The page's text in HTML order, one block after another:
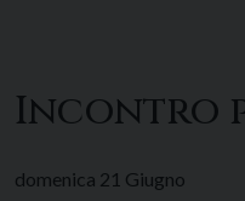
Incontro
domenica 21 Giugno